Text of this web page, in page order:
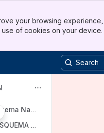
your browsing
of cookies on your device.
(ES) GRABACIÓN DE VIDEOAPUNTES. OPENCAST
(ES) AULAS INFORMÁTICAS DE LA UV
(ES) ENS - Esquema Nacional de Seguridad. Implantación en la UV.
(ES) ENS - ESQUEMA NACIONAL DE SEGURIDAD Texto íntegro